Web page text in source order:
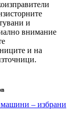
и
внимание
и на
машини – избрани